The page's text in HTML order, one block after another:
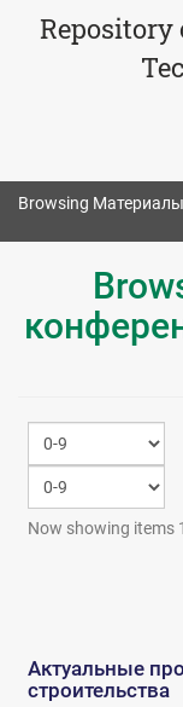
Repository
Browsing
Now showing items
Актуальные
строительства